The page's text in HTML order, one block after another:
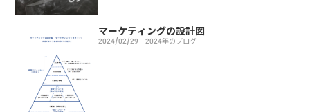
マーケティングの設計図
2024/02/29 2024年のブログ